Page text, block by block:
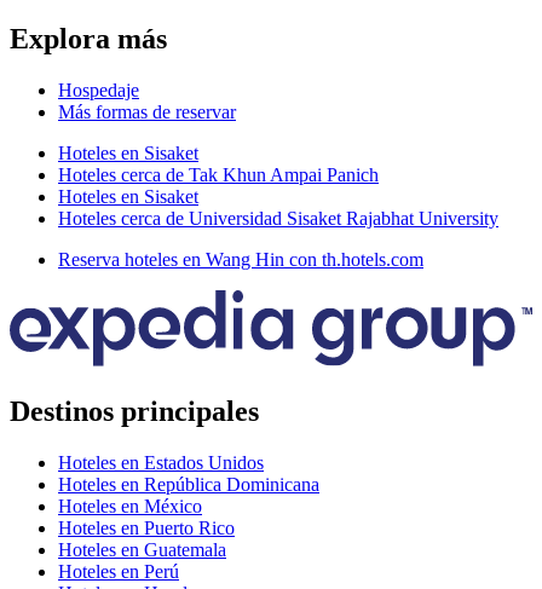
Explora más
Hospedaje
Más formas de reservar
Hoteles en Sisaket
Hoteles cerca de Tak Khun Ampai Panich
Hoteles en Sisaket
Hoteles cerca de Universidad Sisaket Rajabhat University
Reserva hoteles en Wang Hin con th.hotels.com
Destinos principales
Hoteles en Estados Unidos
Hoteles en República Dominicana
Hoteles en México
Hoteles en Puerto Rico
Hoteles en Guatemala
Hoteles en Perú